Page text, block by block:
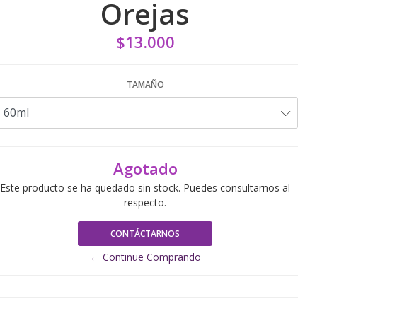
Orejas
$13.000
TAMAÑO
Agotado
Este producto se ha quedado sin stock. Puedes consultarnos al
respecto.
CONTÁCTARNOS
← Continue Comprando